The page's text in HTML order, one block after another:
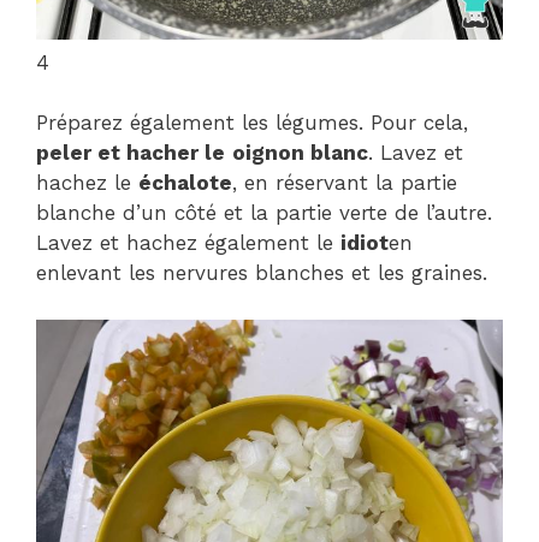
4
Préparez également les légumes. Pour cela,
peler et hacher le oignon blanc. Lavez et
hachez le échalote, en réservant la partie
blanche d’un côté et la partie verte de l’autre.
Lavez et hachez également le idioten
enlevant les nervures blanches et les graines.